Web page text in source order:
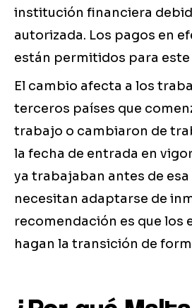
institución financiera
autorizada. Los pagos en
están permitidos para
El cambio afecta a los
terceros países que
trabajo o cambiaron de
la fecha de entrada en
ya trabajaban antes de
necesitan adaptarse de
recomendación es que los
hagan la transición de